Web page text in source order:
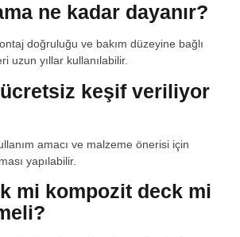
ne kadar dayanır?
doğruluğu ve bakım düzeyine bağlı
uzun yıllar kullanılabilir.
keşif veriliyor
amacı ve malzeme önerisi için
yapılabilir.
mi kompozit deck mi